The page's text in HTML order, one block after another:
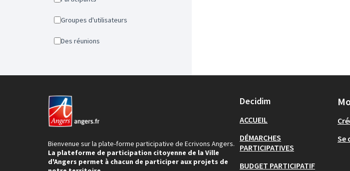
Groupes d'utilisateurs
Des réunions
Bienvenue sur la plate-forme participative de Ecrivons Angers.
La plateforme de participation citoyenne de la Ville
d'Angers permet à chacun de participer aux projets de
Decidim
ACCUEIL
DÉMARCHES
PARTICIPATIVES
BUDGET PARTICIPATIF
Se